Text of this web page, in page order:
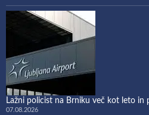
Lažni policist na Brniku več kot leto in
07.08.2026